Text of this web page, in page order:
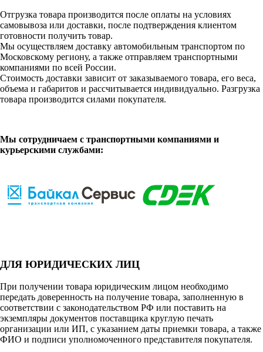
Отгрузка товара производится после оплаты на условиях
самовывоза или доставки, после подтверждения клиентом
готовности получить товар.
Мы осуществляем доставку автомобильным транспортом по
Московскому региону, а также отправляем транспортными
компаниями по всей России.
Стоимость доставки зависит от заказываемого товара, его веса,
объема и габаритов и рассчитывается индивидуально. Разгрузка
товара производится силами покупателя.
Мы сотрудничаем с транспортными компаниями и
курьерскими службами:
ДЛЯ ЮРИДИЧЕСКИХ ЛИЦ
При получении товара юридическим лицом необходимо
передать доверенность на получение товара, заполненную в
соответствии с законодательством РФ или поставить на
экземпляры документов поставщика круглую печать
организации или ИП, с указанием даты приемки товара, а также
ФИО и подписи уполномоченного представителя покупателя.